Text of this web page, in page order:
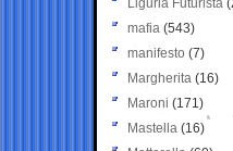
Liguria Futurista
mafia (543)
manifesto (7)
Margherita (16)
Maroni (171)
Mastella (16)